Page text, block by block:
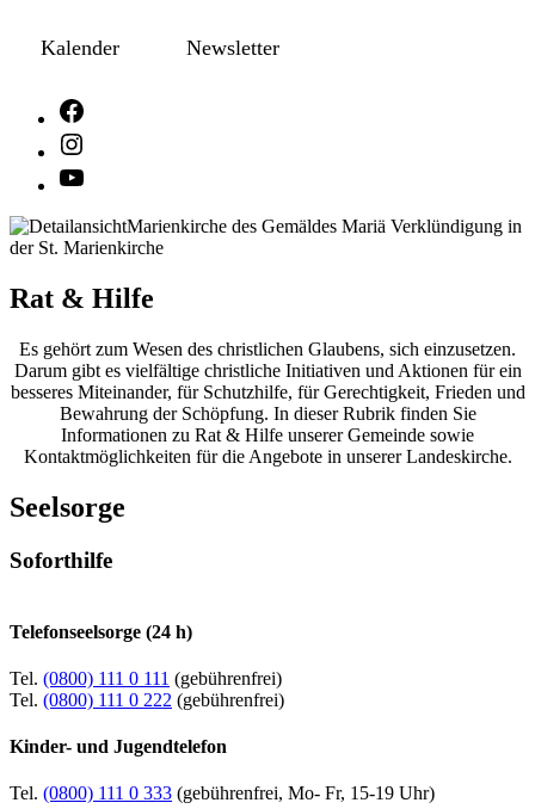
Kalender Newsletter
Rat & Hilfe
Es gehört zum Wesen des christlichen Glaubens, sich einzusetzen.
Darum gibt es vielfältige christliche Initiativen und Aktionen für ein
besseres Miteinander, für Schutzhilfe, für Gerechtigkeit, Frieden und
Bewahrung der Schöpfung. In dieser Rubrik finden Sie
Informationen zu Rat & Hilfe unserer Gemeinde sowie
Kontaktmöglichkeiten für die Angebote in unserer Landeskirche.
Seelsorge
Soforthilfe
Telefonseelsorge (24 h)
Tel. (0800) 111 0 111 (gebührenfrei)
Tel. (0800) 111 0 222 (gebührenfrei)
Kinder- und Jugendtelefon
Tel. (0800) 111 0 333 (gebührenfrei, Mo- Fr, 15-19 Uhr)